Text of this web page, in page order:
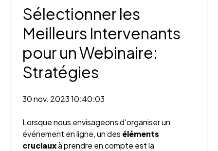
Sélectionner les
Meilleurs Intervenants
pour un Webinaire:
Stratégies
30 nov. 2023 10:40:03
Lorsque nous envisageons d'organiser un
événement en ligne, un des éléments
cruciauxà prendre en compte est la